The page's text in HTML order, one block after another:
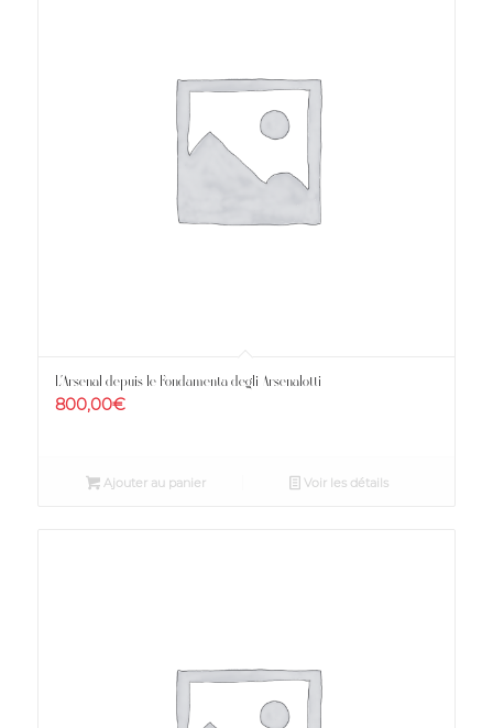
L’Arsenal depuis le Fondamenta degli Arsenalotti
800,00€
Ajouter au panier Voir les détails